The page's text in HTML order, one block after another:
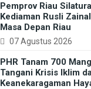
Pemprov Riau
Kediaman Rusli
Masa Depan Riau
07 Agustus 2026
PHR Tanam 700
Tangani Krisis Iklim
Keanekaragaman